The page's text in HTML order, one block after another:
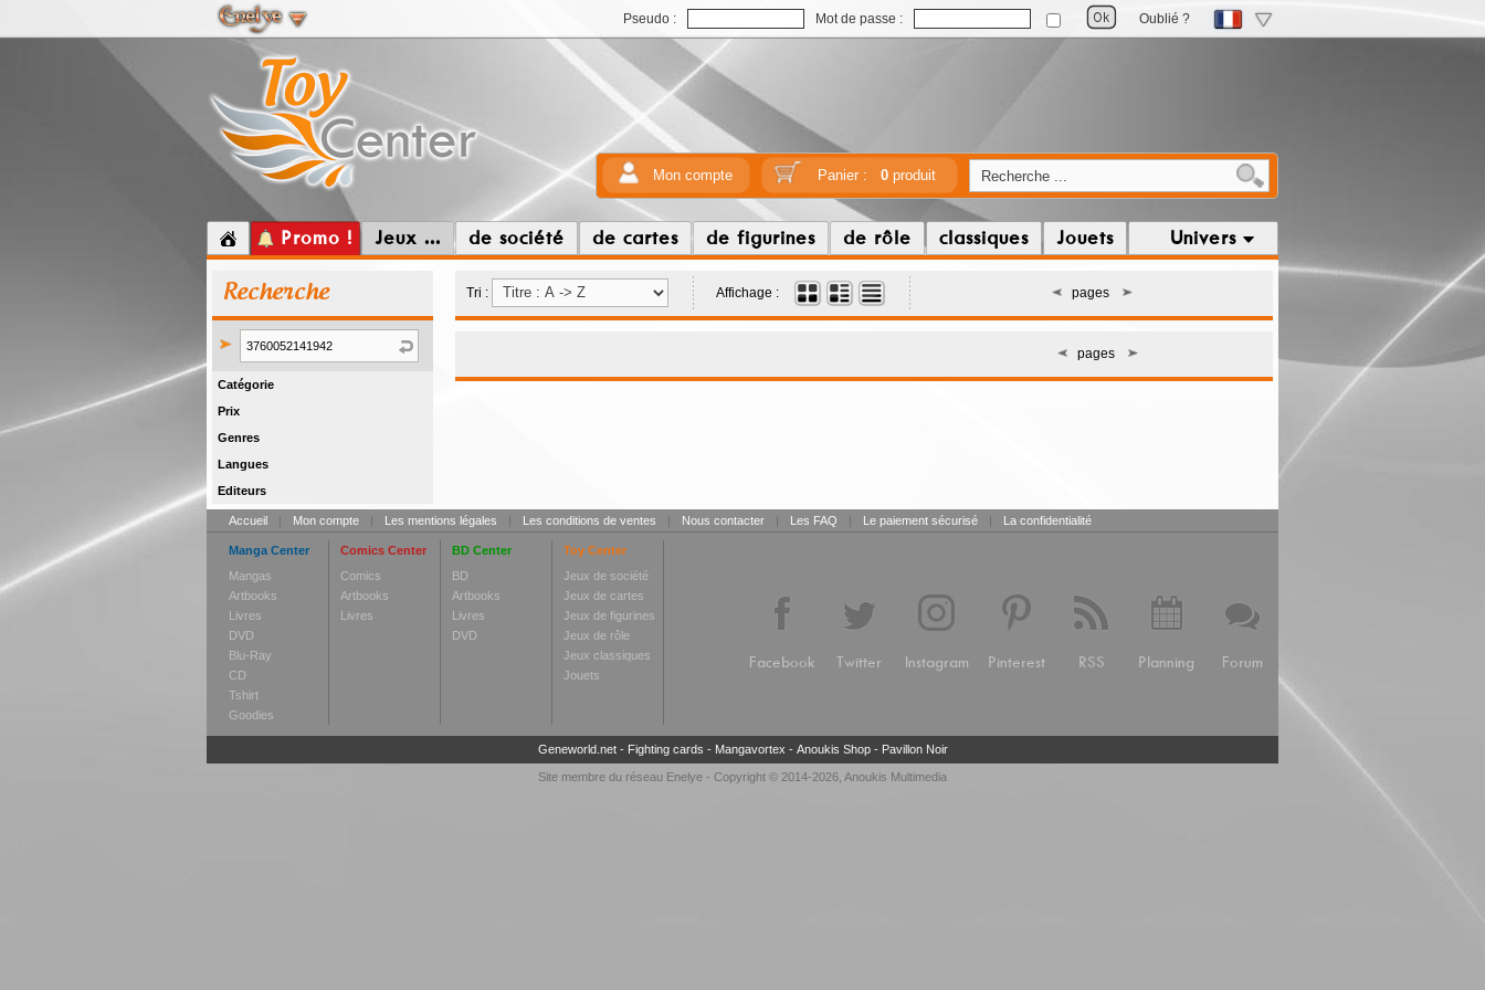
Pseudo : Mot de passe : Oublié ?
Mon compte Panier : 0produit
Promo ! Jeux ... de société de cartes de figurines de rôle classiques Jouets Univers
Recherche
Catégorie
Prix
Genres
Langues
Editeurs
Tri : Affichage : pages
pages
Accueil | Mon compte | Les mentions légales | Les conditions de ventes | Nous contacter | Les FAQ | Le paiement sécurisé | La confidentialité
Manga Center
Mangas
Artbooks
Livres
DVD
Blu-Ray
CD
Tshirt
Goodies
Comics Center
Comics
Artbooks
Livres
BD Center
BD
Artbooks
Livres
DVD
Toy Center
Jeux de société
Jeux de cartes
Jeux de figurines
Jeux de rôle
Jeux classiques
Jouets
Facebook Twitter Instagram Pinterest RSS Planning Forum
Geneworld.net- Fighting cards - Mangavortex - Anoukis Shop- Pavillon Noir
Site membre du réseau Enelye - Copyright © 2014-2026, Anoukis Multimedia